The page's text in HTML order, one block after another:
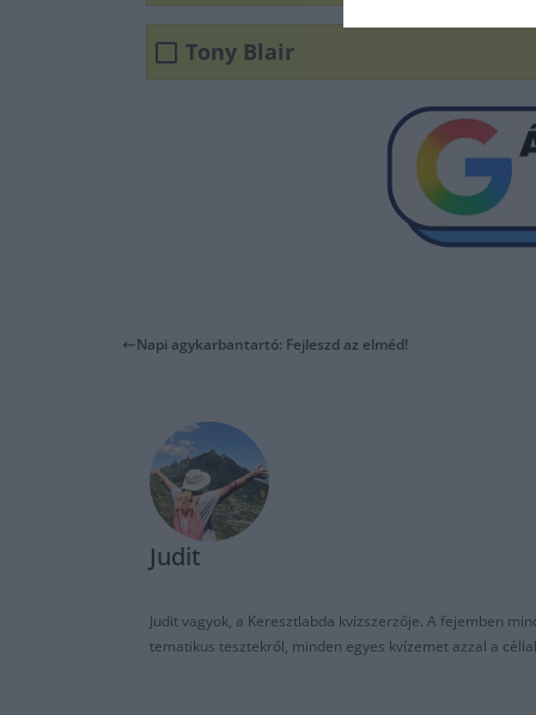
Tony Blair
Napi agykarbantartó: Fejleszd az elméd!
Judit
Judit vagyok, a Keresztlabda kvízszerzője. A fejemben
tematikus tesztekről, minden egyes kvízemet azzal a